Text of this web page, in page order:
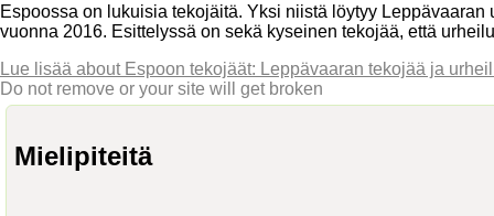
Espoossa on lukuisia tekojäitä. Yksi niistä löytyy
vuonna 2016. Esittelyssä on sekä kyseinen tekojää, että
Lue lisää about Espoon tekojäät: Leppävaaran tekojää ja
Do not remove or your site will get broken
Mielipiteitä